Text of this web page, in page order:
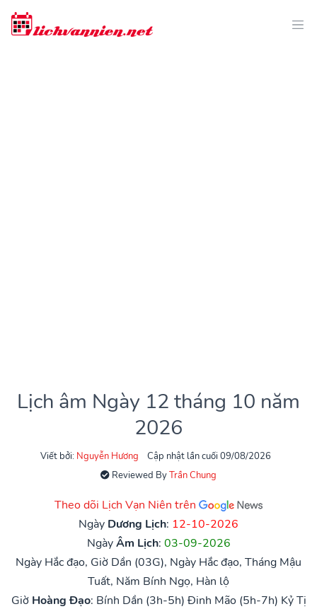
Lịch âm Ngày 12 tháng 10 năm
2026
Viết bởi: Nguyễn Hương
Cập nhật lần cuối 09/08/2026
Reviewed ByTrần Chung
Theo dõi Lịch Vạn Niên trên
Ngày Dương Lịch: 12-10-2026
NgàyÂm Lịch: 03-09-2026
Ngày Hắc đạo, Giờ Dần (03G), Ngày Hắc đạo, Tháng Mậu
Tuất, Năm Bính Ngọ, Hàn lộ
Giờ Hoàng Đạo: Bính Dần (3h-5h) Đinh Mão (5h-7h) Kỷ Tị